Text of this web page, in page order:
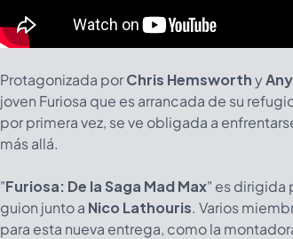
Protagonizada porChris Hemsworthy
joven Furiosa que es arrancada de su
por primera vez, se ve obligada a
más allá.
"Furiosa: De la Saga Mad Max" es dirigida
guion junto a Nico Lathouris. Varios
para esta nueva entrega, como la